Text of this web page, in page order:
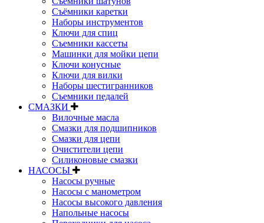
Съёмники каретки
Наборы инструментов
Ключи для спиц
Съемники кассеты
Машинки для мойки цепи
Ключи конусные
Ключи для вилки
Наборы шестигранников
Съемники педалей
СМАЗКИ
Вилочные масла
Смазки для подшипников
Смазки для цепи
Очистители цепи
Силиконовые смазки
НАСОСЫ
Насосы ручные
Насосы с манометром
Насосы высокого давления
Напольные насосы